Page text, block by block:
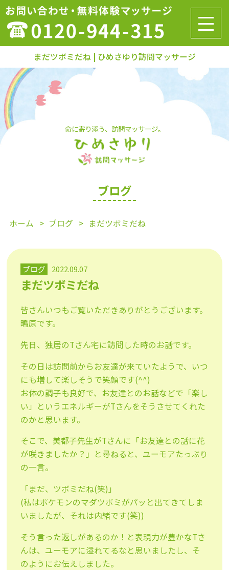
まだツボミだね | ひめさゆり訪問マッサージ
命に寄り添う、訪問マッサージ。
ブログ
ホーム ブログ まだツボミだね
ブログ 2022.09.07
まだツボミだね
皆さんいつもご覧いただきありがとうございます。
鴫原です。
先日、独居のTさん宅に訪問した時のお話です。
その日は訪問前からお友達が来ていたようで、いつ
にも増して楽しそうで笑顔です(^^)
お体の調子も良好で、お友達とのお話などで「楽し
い」というエネルギーがTさんをそうさせてくれた
のかと思います。
そこで、美都子先生がTさんに「お友達との話に花
が咲きましたか？」と尋ねると、ユーモアたっぷり
の一言。
「まだ、ツボミだね(笑)」
(私はポケモンのマダツボミがパッと出てきてしま
いましたが、それは内緒です(笑))
そう言った返しがあるのか！と表現力が豊かなTさ
んは、ユーモアに溢れてるなと思いましたし、そ
のようにお伝えしました。